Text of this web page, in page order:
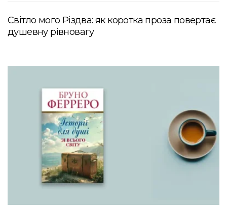
Світло мого Різдва: як коротка проза повертає
душевну рівновагу